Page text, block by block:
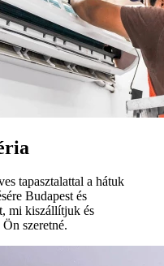
tapasztalattal a hátuk
Budapest és
mi kiszállítjuk és
szeretné.